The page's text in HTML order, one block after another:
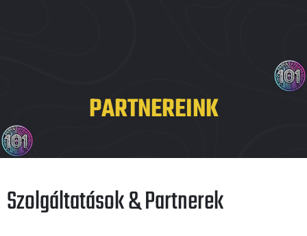
PARTNEREINK
Szolgáltatások & Partnerek